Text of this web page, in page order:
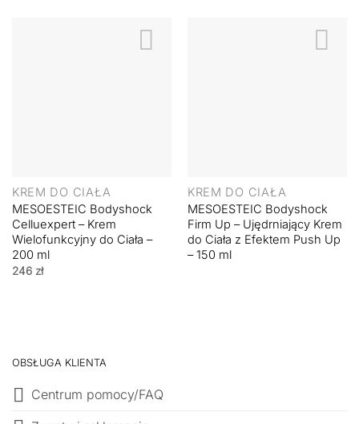
KREM DO CIAŁA
MESOESTEIC Bodyshock
Celluexpert – Krem
Wielofunkcyjny do Ciała –
200 ml
246 zł
KREM DO CIAŁA
MESOESTEIC Bodyshock
Firm Up – Ujędrniający Krem
do Ciała z Efektem Push Up
– 150 ml
OBSŁUGA KLIENTA
Centrum pomocy/FAQ